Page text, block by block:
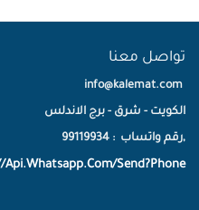
تواصل معنا
info@kalemat.com
الكويت - شرق - برج الاندلس
,رقم واتساب : 99119934
Send?Phone